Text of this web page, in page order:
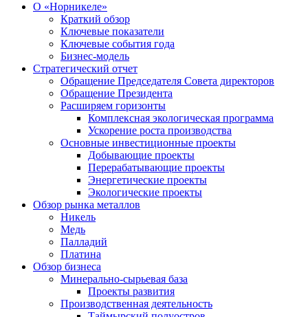
О «Норникеле»
Краткий обзор
Ключевые показатели
Ключевые события года
Бизнес-модель
Стратегический отчет
Обращение Председателя Совета директоров
Обращение Президента
Расширяем горизонты
Комплексная экологическая программа
Ускорение роста производства
Основные инвестиционные проекты
Добывающие проекты
Перерабатывающие проекты
Энергетические проекты
Экологические проекты
Обзор рынка металлов
Никель
Медь
Палладий
Платина
Обзор бизнеса
Минерально-сырьевая база
Проекты развития
Производственная деятельность